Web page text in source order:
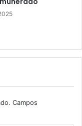
Campos